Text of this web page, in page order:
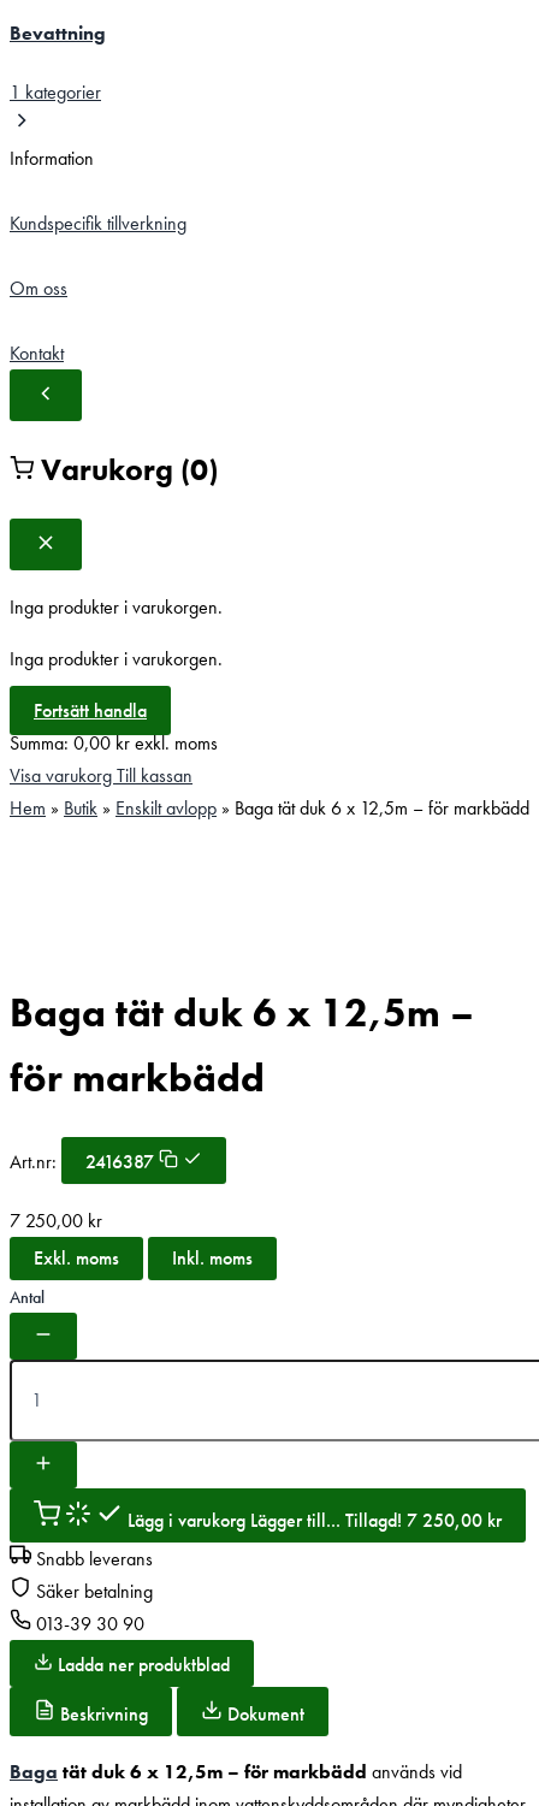
Bevattning
1 kategorier
Information
Kundspecifik tillverkning
Om oss
Kontakt
Varukorg (0)
Inga produkter i varukorgen.
Inga produkter i varukorgen.
Fortsätt handla
Summa:0,00krexkl. moms
Visa varukorgTill kassan
Hem » Butik » Enskilt avlopp » Baga tät duk 6 x 12,5m – för markbädd
Baga tät duk 6 x 12,5m –
för markbädd
Art.nr: 2416387
7 250,00 kr
Exkl. moms
Inkl. moms
Antal
Lägg i varukorg Lägger till... Tillagd! 7 250,00 kr
Snabb leverans
Säker betalning
013-39 30 90
Ladda ner produktblad
Beskrivning
Dokument
Baga tät duk 6 x 12,5m – för markbädd används vid